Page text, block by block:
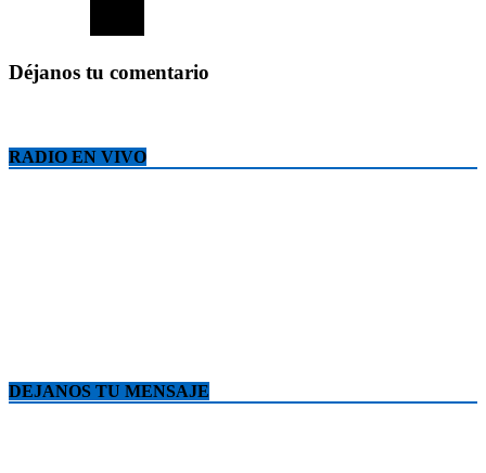
Déjanos tu comentario
RADIO EN VIVO
DEJANOS TU MENSAJE